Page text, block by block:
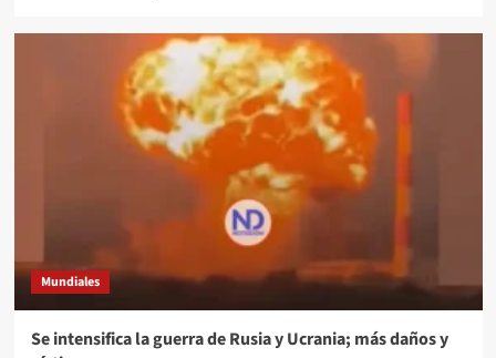
Mundiales
Se intensifica la guerra de Rusia y Ucrania; más daños y